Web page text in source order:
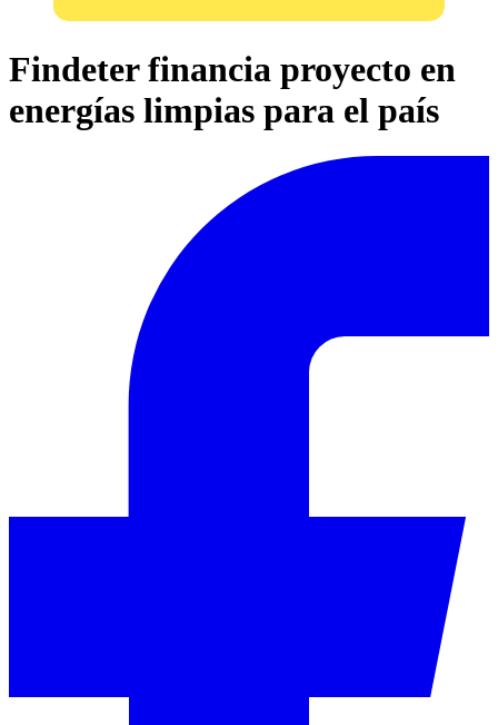
Findeter financia proyecto en
energías limpias para el país